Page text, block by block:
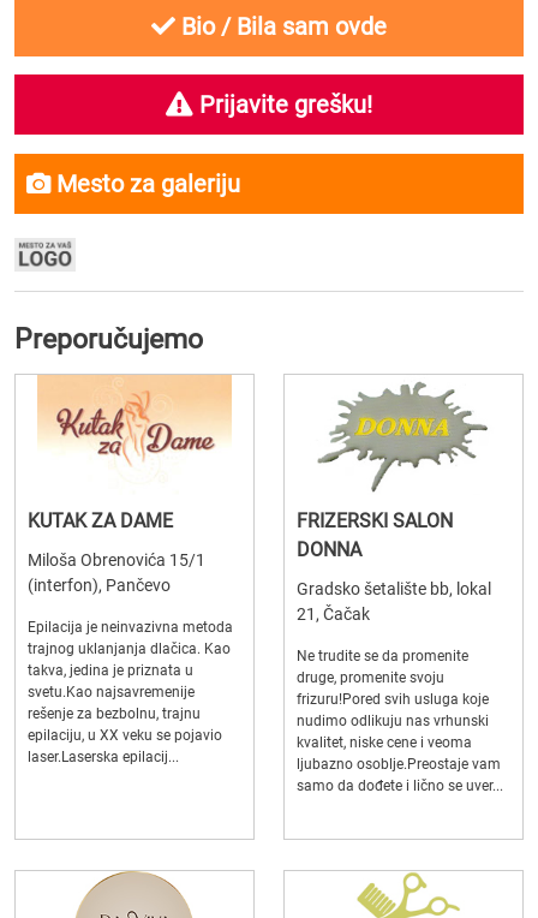
Bio / Bila sam ovde
Prijavite grešku!
Mesto za galeriju
Preporučujemo
KUTAK ZA DAME
Miloša Obrenovića 15/1
(interfon), Pančevo
Epilacija je neinvazivna metoda
trajnog uklanjanja dlačica. Kao
takva, jedina je priznata u
svetu.Kao najsavremenije
rešenje za bezbolnu, trajnu
epilaciju, u XX veku se pojavio
laser.Laserska epilacij...
FRIZERSKI SALON
DONNA
Gradsko šetalište bb, lokal
21, Čačak
Ne trudite se da promenite
druge, promenite svoju
frizuru!Pored svih usluga koje
nudimo odlikuju nas vrhunski
kvalitet, niske cene i veoma
ljubazno osoblje.Preostaje vam
samo da dođete i lično se uver...